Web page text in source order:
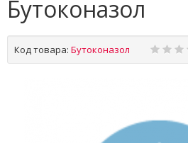
Бутоконазол
Код товара: Бутоконазол